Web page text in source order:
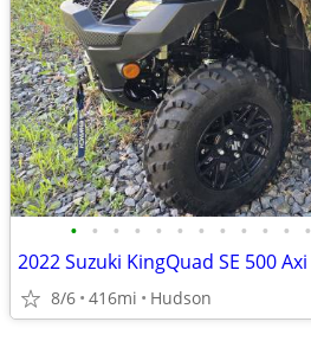
• • • • • • • • • • • •
2022 Suzuki KingQuad SE 500 Axi
8/6 416mi Hudson